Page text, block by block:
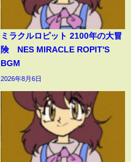
ミラクルロピット 2100年の大冒
険 NES MIRACLE ROPIT'S
BGM
2026年8月6日